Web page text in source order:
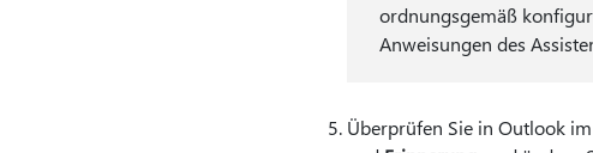
ordnungsgemäß
Anweisungen des
Überprüfen Sie in Outlook